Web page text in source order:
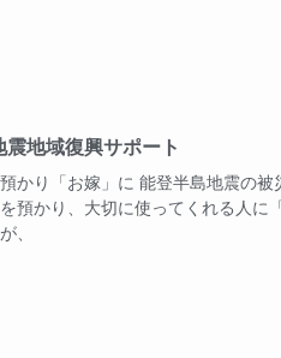
震地域復興サポート
かり「お嫁」に 能登半島地震の
預かり、大切に使ってくれる人に
、